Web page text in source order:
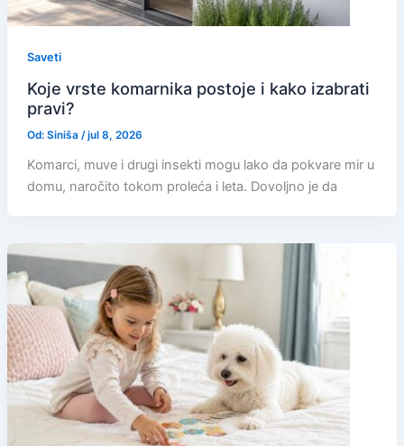
Saveti
Koje vrste komarnika postoje i kako izabrati
pravi?
Od: Siniša /jul 8, 2026
Komarci, muve i drugi insekti mogu lako da pokvare mir u
domu, naročito tokom proleća i leta. Dovoljno je da